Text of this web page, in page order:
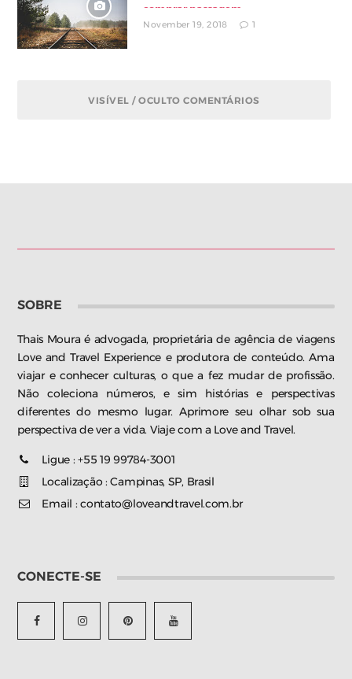
comprar passagem
November 19, 2018 1
VISÍVEL / OCULTO COMENTÁRIOS
SOBRE
Thais Moura é advogada, proprietária de agência de viagens
Love and Travel Experience e produtora de conteúdo. Ama
viajar e conhecer culturas, o que a fez mudar de profissão.
Não coleciona números, e sim histórias e perspectivas
diferentes do mesmo lugar. Aprimore seu olhar sob sua
perspectiva de ver a vida. Viaje com a Love and Travel.
Ligue : +55 19 99784-3001
Localização : Campinas, SP, Brasil
Email : contato@loveandtravel.com.br
CONECTE-SE